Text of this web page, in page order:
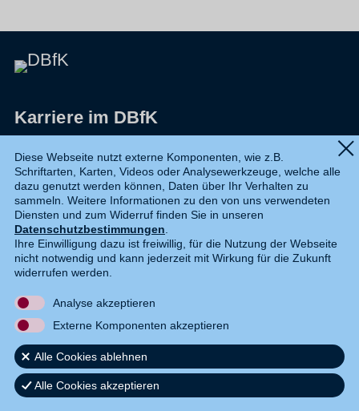
Karriere im DBfK
Datenschutz
Shop
Widerruf
Kontakt
DE EN
Diese Webseite nutzt externe Komponenten, wie z.B.
Schriftarten, Karten, Videos oder Analysewerkzeuge, welche alle
dazu genutzt werden können, Daten über Ihr Verhalten zu
sammeln. Weitere Informationen zu den von uns verwendeten
Diensten und zum Widerruf finden Sie in unseren
Datenschutzbestimmungen.
Ihre Einwilligung dazu ist freiwillig, für die Nutzung der Webseite
nicht notwendig und kann jederzeit mit Wirkung für die Zukunft
widerrufen werden.
Analyse akzeptieren
Externe Komponenten akzeptieren
Alle Cookies ablehnen
Alle Cookies akzeptieren